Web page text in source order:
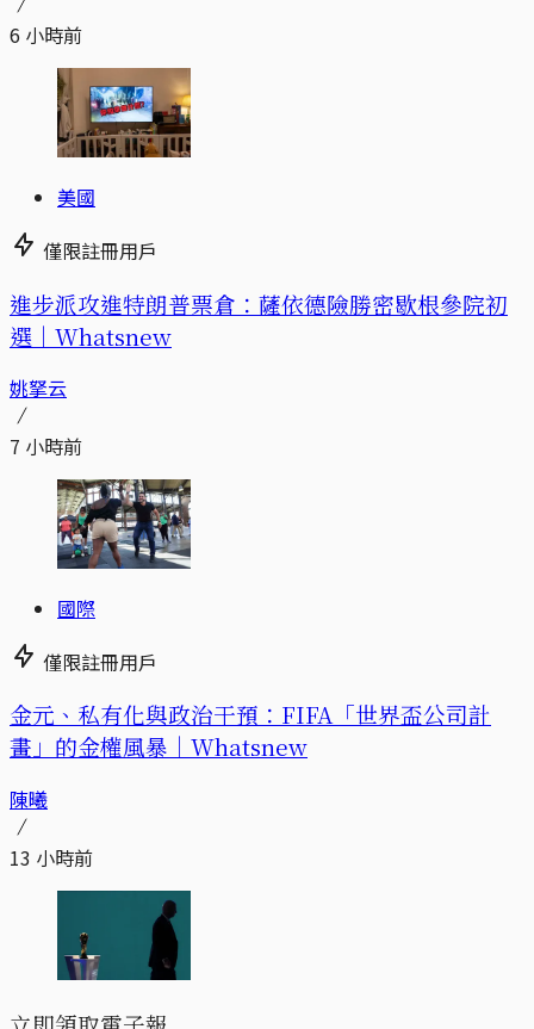
6 小時前
美國
僅限註冊用戶
進步派攻進特朗普票倉：薩依德險勝密歇根參院初
選｜Whatsnew
姚拏云
7 小時前
國際
僅限註冊用戶
金元、私有化與政治干預：FIFA「世界盃公司計
畫」的金權風暴｜Whatsnew
陳曦
13 小時前